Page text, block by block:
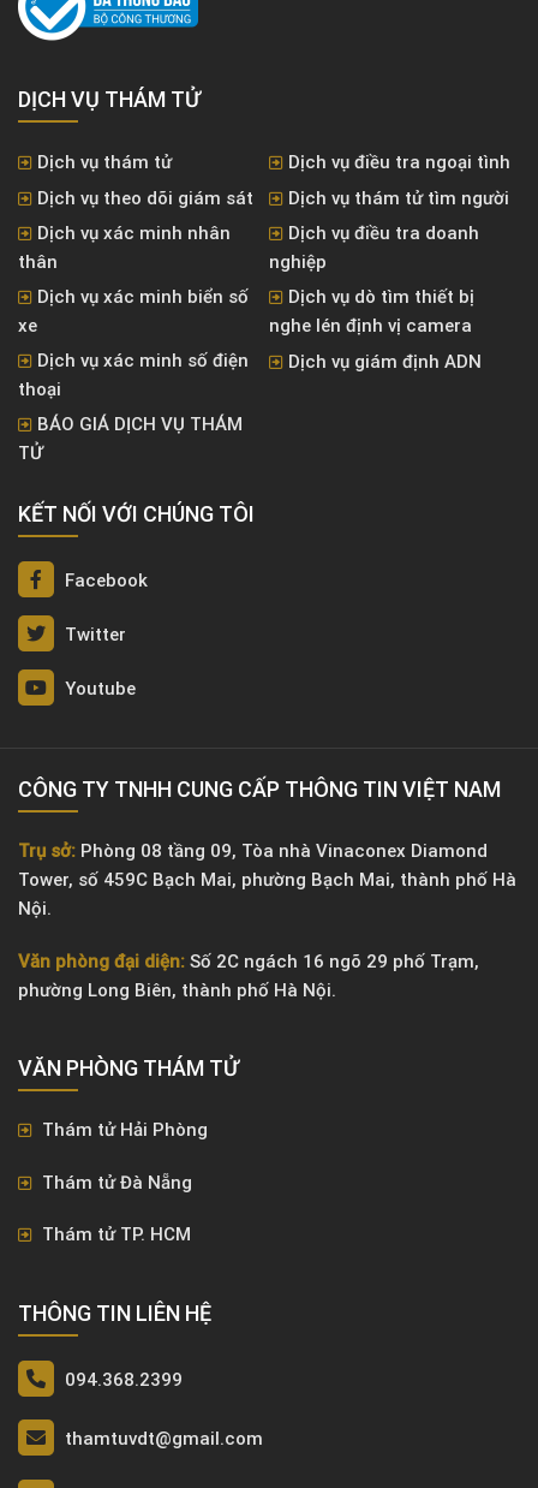
DỊCH VỤ THÁM TỬ
Dịch vụ thám tử
Dịch vụ điều tra ngoại tình
Dịch vụ theo dõi giám sát
Dịch vụ thám tử tìm người
Dịch vụ xác minh nhân
thân
Dịch vụ điều tra doanh
nghiệp
Dịch vụ xác minh biển số
xe
Dịch vụ dò tìm thiết bị
nghe lén định vị camera
Dịch vụ xác minh số điện
thoại
Dịch vụ giám định ADN
BÁO GIÁ DỊCH VỤ THÁM
TỬ
KẾT NỐI VỚI CHÚNG TÔI
Facebook
Twitter
Youtube
CÔNG TY TNHH CUNG CẤP THÔNG TIN VIỆT NAM
Trụ sở: Phòng 08 tầng 09, Tòa nhà Vinaconex Diamond
Tower, số 459C Bạch Mai, phường Bạch Mai, thành phố Hà
Nội.
Văn phòng đại diện: Số 2C ngách 16 ngõ 29 phố Trạm,
phường Long Biên, thành phố Hà Nội.
VĂN PHÒNG ​THÁM TỬ
Thám tử Hải Phòng
Thám tử Đà Nẵng
Thám tử TP. HCM
THÔNG TIN LIÊN HỆ
094.368.2399
thamtuvdt@gmail.com